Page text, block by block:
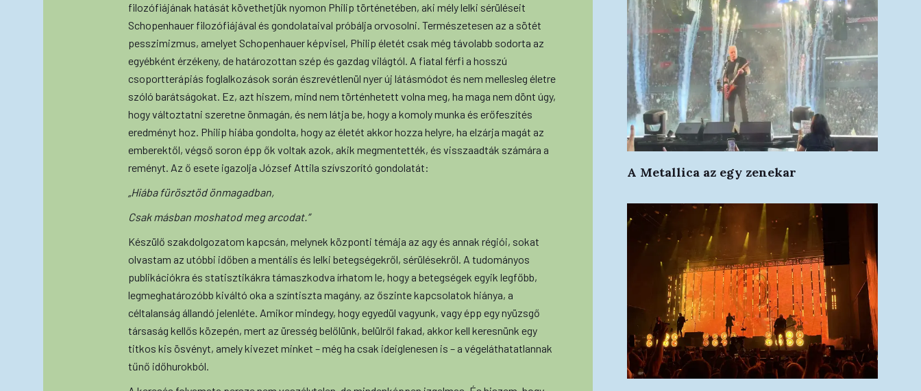
filozófiájának hatását követhetjük nyomon Philip történetében, aki mély lelki sérüléseit
Schopenhauer filozófiájával és gondolataival próbálja orvosolni. Természetesen az a sötét
pesszimizmus, amelyet Schopenhauer képvisel, Philip életét csak még távolabb sodorta az
egyébként érzékeny, de határozottan szép és gazdag világtól. A fiatal férfi a hosszú
csoportterápiás foglalkozások során észrevétlenül nyer új látásmódot és nem mellesleg életre
szóló barátságokat. Ez, azt hiszem, mind nem történhetett volna meg, ha maga nem dönt úgy,
hogy változtatni szeretne önmagán, és nem látja be, hogy a komoly munka és erőfeszítés
eredményt hoz. Philip hiába gondolta, hogy az életét akkor hozza helyre, ha elzárja magát az
emberektől, végső soron épp ők voltak azok, akik megmentették, és visszaadták számára a
reményt. Az ő esete igazolja József Attila szívszorító gondolatát:
„Hiába fürösztöd önmagadban,
Csak másban moshatod meg arcodat.”
Készülő szakdolgozatom kapcsán, melynek központi témája az agy és annak régiói, sokat
olvastam az utóbbi időben a mentális és lelki betegségekről, sérülésekről. A tudományos
publikációkra és statisztikákra támaszkodva írhatom le, hogy a betegségek egyik legfőbb,
legmeghatározóbb kiváltó oka a színtiszta magány, az őszinte kapcsolatok hiánya, a
céltalanság állandó jelenléte. Amikor mindegy, hogy egyedül vagyunk, vagy épp egy nyüzsgő
társaság kellős közepén, mert az üresség belőlünk, belülről fakad, akkor kell keresnünk egy
titkos kis ösvényt, amely kivezet minket – még ha csak ideiglenesen is – a végeláthatatlannak
tűnő időhurokból.
A Metallica az egy zenekar